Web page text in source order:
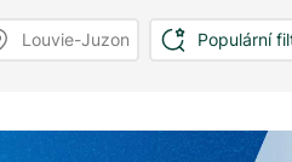
Louvie-Juzon Populární